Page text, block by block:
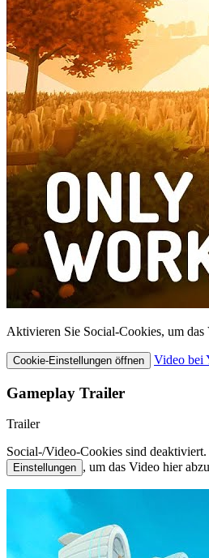
Aktivieren Sie Social-Cookies, um das
Cookie-Einstellungen öffnen Video bei
Gameplay Trailer
Trailer
Social-/Video-Cookies sind
Einstellungen , um das Video hier